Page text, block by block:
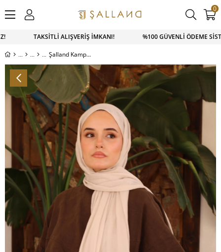
TAKSİTLİ ALIŞVERİŞ İMKANI! %100 GÜVENLİ ÖDEME
0
Şalland Kampüs Pamuk Şal Taş